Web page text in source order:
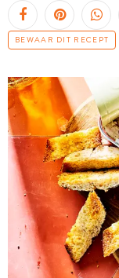
BEWAAR DIT RECEPT